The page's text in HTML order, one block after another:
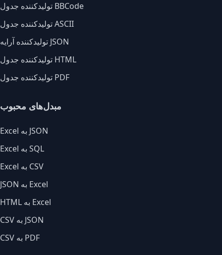
تولیدکننده جدول BBCode
تولیدکننده جدول ASCII
تولیدکننده آرایه JSON
تولیدکننده جدول HTML
تولیدکننده جدول PDF
مبدل‌های محبوب
Excel به JSON
Excel به SQL
Excel به CSV
JSON به Excel
HTML به Excel
CSV به JSON
CSV به PDF